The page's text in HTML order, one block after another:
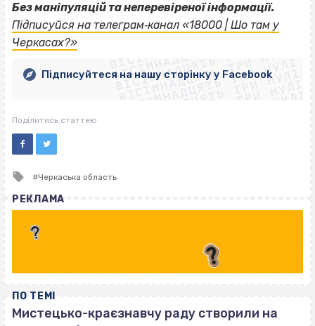
Без маніпуляцій та неперевіреної інформації.
Підписуйся на телеграм‐канал «18000 | Шо там у
Черкасах?»
ВІСІМНАДЦЯТЬ ТРИ НУЛІ
ВІСІМНАДЦЯТЬ ТРИ НУЛІ
ВІСІМНАДЦЯТЬ ТРИ НУЛІ
ВІСІМНАДЦЯТЬ ТРИ НУЛІ
ВІСІМНАДЦЯТЬ ТРИ НУЛІ
ВІСІМНАДЦЯТЬ ТРИ НУЛІ
ВІСІМНАДЦЯТЬ ТРИ НУЛІ
ВІСІМНАДЦЯТЬ ТРИ НУЛІ
Підписуйтеся на нашу сторінку у Facebook
Поділитись статтею
Tagged
Черкаська область
РЕКЛАМА
ПО ТЕМІ
Мистецько-краєзнавчу раду створили на